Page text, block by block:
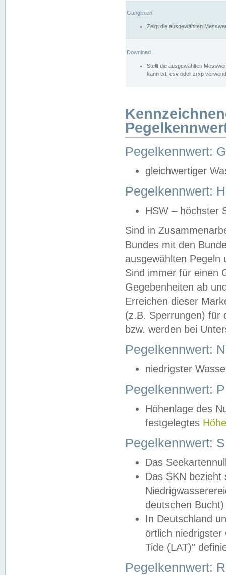
Ganglinien
Zeigt die ausgewählten
Download
Stellt die ausgewählten
kann txt, csv oder zrxp
Pegelkennwert:
gleichwertiger
Pegelkennwert:
HSW – höchster
Sind in
Bundes mit den
ausgewählten
Sind immer für einen
Gegebenheiten ab
Erreichen dieser
(z.B. Sperrungen) für
bzw. werden bei
Pegelkennwert:
niedrigster
Pegelkennwert:
Höhenlage des
festgelegtes
Pegelkennwert:
Das
Das SKN
deutschen
In Deutschland
örtlich
Tide (LAT)"
Pegelkennwert: